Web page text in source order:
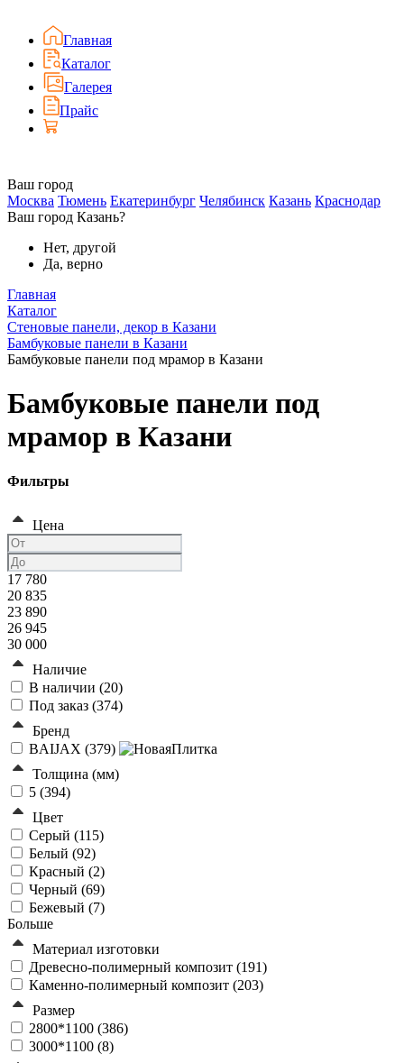
Главная
Каталог
Галерея
Прайс
Ваш город
Москва Тюмень Екатеринбург Челябинск Казань Краснодар
Ваш город Казань?
Нет, другой
Да, верно
Главная
Каталог
Стеновые панели, декор в Казани
Бамбуковые панели в Казани
Бамбуковые панели под мрамор в Казани
Бамбуковые панели под
мрамор в Казани
Фильтры
Цена
17 780
20 835
23 890
26 945
30 000
Наличие
В наличии (20)
Под заказ (374)
Бренд
BAIJAX (379)
Толщина (мм)
5 (394)
Цвет
Серый (115)
Белый (92)
Красный (2)
Черный (69)
Бежевый (7)
Больше
Материал изготовки
Древесно-полимерный композит (191)
Каменно-полимерный композит (203)
Размер
2800*1100 (386)
3000*1100 (8)